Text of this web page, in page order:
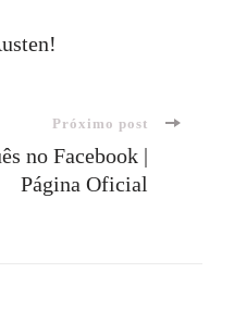
Próximo post
no Facebook |
Página Oficial